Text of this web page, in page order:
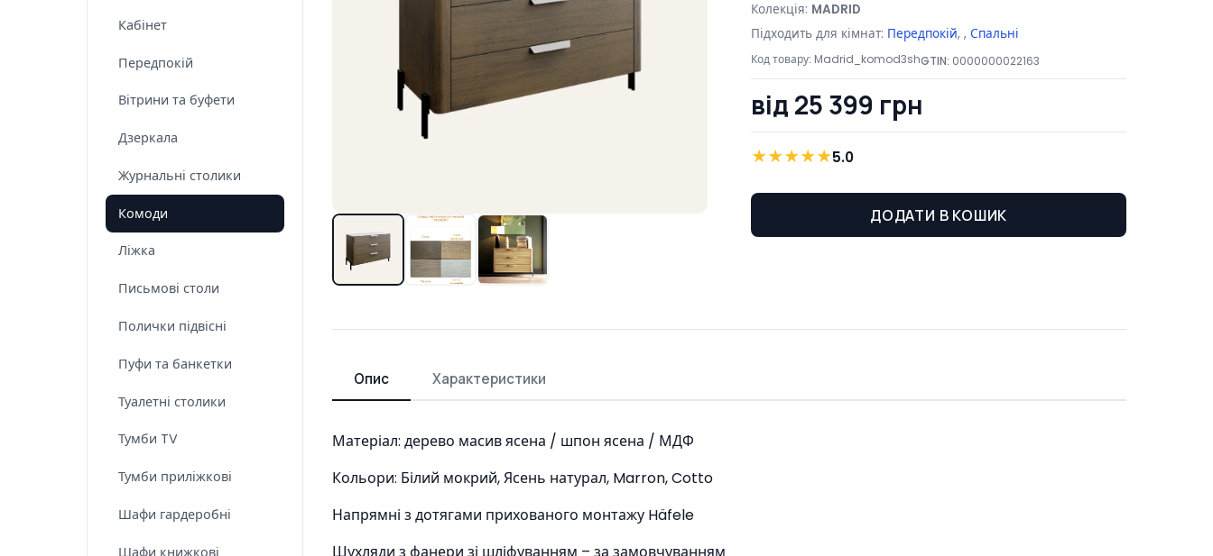
Кабінет
Передпокій
Вітрини та буфети
Дзеркала
Журнальні столики
Комоди
Ліжка
Письмові столи
Полички підвісні
Пуфи та банкетки
Туалетні столики
Тумби TV
Тумби приліжкові
Шафи гардеробні
Шафи книжкові
Колекція: MADRID
Підходить для кімнат: Передпокій , Спальні
Код товару: Madrid_komod3shGTIN: 0000000022163
від 25 399 грн
★★★★★5.0
ДОДАТИ В КОШИК
Опис Характеристики
Матеріал: дерево масив ясена / шпон ясена / МДФ
Кольори: Білий мокрий, Ясень натурал, Marron, Cotto
Напрямні з дотягами прихованого монтажу Häfele